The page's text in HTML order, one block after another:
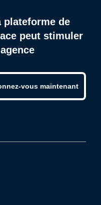
plateforme de
peut stimuler
vous maintenant